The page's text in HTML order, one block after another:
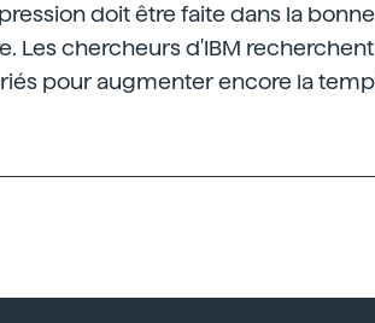
doit être faite dans la
Les chercheurs d'IBM
pour augmenter encore la